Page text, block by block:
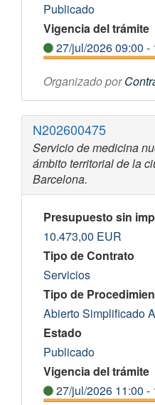
Publicado
Vigencia del trámite
27/jul/2026 09:00 -
Organizado por
N202600475
Servicio de medicina
ámbito territorial de la
Barcelona.
Presupuesto sin
10.473,00 EUR
Tipo de Contrato
Servicios
Tipo de
Abierto Simplificado
Estado
Publicado
Vigencia del trámite
27/jul/2026 11:00 -